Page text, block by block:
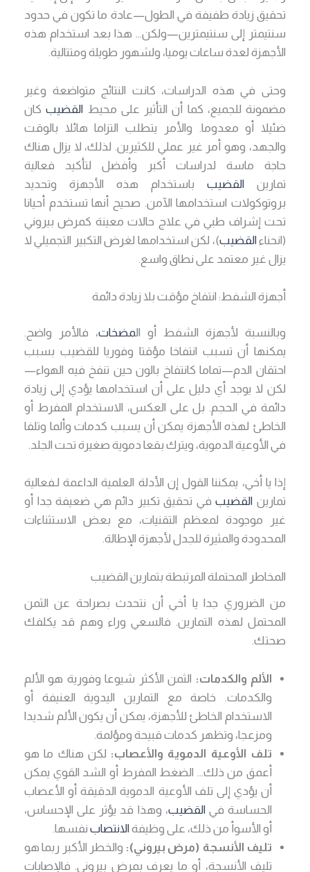
تحقيق زيادة طفيفة في الطول—عادة ما تكون في حدود
سنتيمتر إلى سنتيمترين—ولكن… هذا بعد استخدام هذه
الأجهزة لعدة ساعات يوميا، ولشهور طويلة ومتتالية.
وحتى في هذه الدراسات، كانت النتائج متواضعة وغير
مضمونة للجميع، كما أن التأثير على محيط القضيبكان
ضئيلا أو معدوما. والأمر يتطلب التزاما هائلا بالوقت
والجهد، وهو أمر غير عملي للكثيرين. لذلك، لا يزال هناك
حاجة ماسة لدراسات أكبر وأفضل لتأكيد فعالية
تمارين القضيب باستخدام هذه الأجهزة وتحديد
بروتوكولات استخدامها الآمن. صحيح أنها تستخدم أحيانا
تحت إشراف طبي في علاج حالات معينة كمرض بيروني
(انحناءالقضيب)، لكن استخدامها لغرض التكبير التجميلي لا
يزال غير معتمد على نطاق واسع.
أجهزة الشفط: انتفاخ مؤقت بلا زيادة دائمة
وبالنسبة لأجهزة الشفط أو المضخات، فالأمر واضح.
يمكنها أن تسبب انتفاخا مؤقتا وفوريا للقضيب بسبب
احتقان الدم—تماما كانتفاخ بالون حين تنفخ فيه الهواء—
لكن لا يوجد أي دليل على أن استخدامها يؤدي إلى زيادة
دائمة في الحجم. بل على العكس، الاستخدام المفرط أو
الخاطئ لهذه الأجهزة يمكن أن يسبب كدمات وألما وتلفا
في الأوعية الدموية، ويترك بقعا دموية صغيرة تحت الجلد.
إذا يا أخي، يمكننا القول إن الأدلة العلمية الداعمة لـفعالية
تمارين القضيبفي تحقيق تكبير دائم هي ضعيفة جدا أو
غير موجودة لمعظم التقنيات، مع بعض الاستثناءات
المحدودة والمثيرة للجدل لأجهزة الإطالة.
المخاطر المحتملة المرتبطة بتمارين القضيب
من الضروري جدا يا أخي أن نتحدث بصراحة عن الثمن
المحتمل لهذه التمارين. فالسعي وراء وهم قد يكلفك
صحتك.
الألم والكدمات: الثمن الأكثر شيوعا وفورية هو الألم
والكدمات. خاصة مع التمارين اليدوية العنيفة أو
الاستخدام الخاطئ للأجهزة، يمكن أن يكون الألم شديدا
ومزعجا، وتظهر كدمات قبيحة ومؤلمة.
تلف الأوعية الدموية والأعصاب: لكن هناك ما هو
أعمق من ذلك… الضغط المفرط أو الشد القوي يمكن
أن يؤدي إلى تلف الأوعية الدموية الدقيقة أو الأعصاب
الحساسة فيالقضيب، وهذا قد يؤثر على الإحساس،
أو الأسوأ من ذلك، على وظيفةالانتصاب نفسها.
تليف الأنسجة (مرض بيروني): والخطر الأكبر ربما هو
تليف الأنسجة، أو ما يعرف بمرض بيروني. فالإصابات